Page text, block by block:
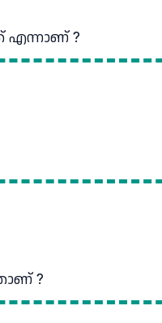
എന്നാണ് ?
?